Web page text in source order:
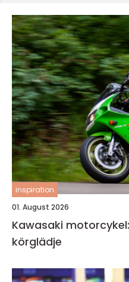
inspiration
01. August 2026
Kawasaki
körglädje